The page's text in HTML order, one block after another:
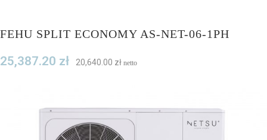
FEHU SPLIT ECONOMY AS-NET-06-1PH
25,387.20 zł 20,640.00 zł netto